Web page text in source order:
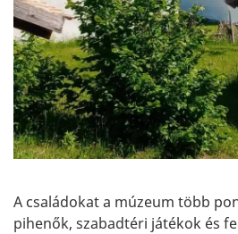
A családokat a múzeum több
pihenők, szabadtéri játékok és